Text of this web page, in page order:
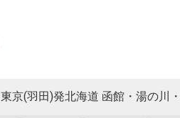
東京(羽田)発北海道 函館・湯の川